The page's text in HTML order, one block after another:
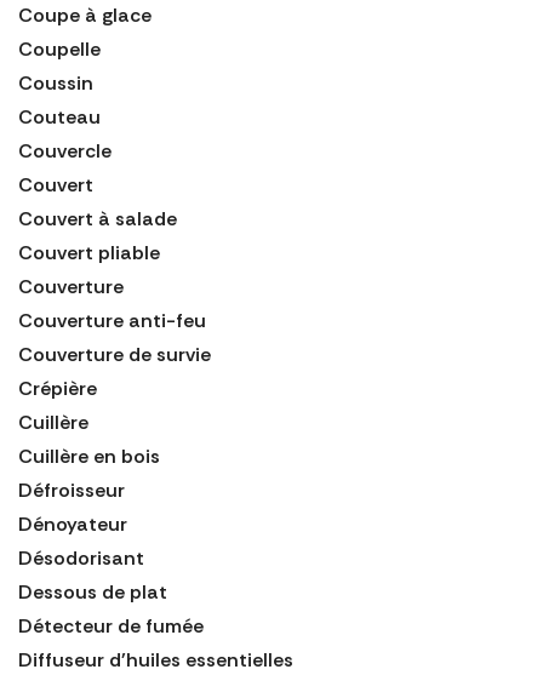
Coupe à glace
Coupelle
Coussin
Couteau
Couvercle
Couvert
Couvert à salade
Couvert pliable
Couverture
Couverture anti-feu
Couverture de survie
Crépière
Cuillère
Cuillère en bois
Défroisseur
Dénoyateur
Désodorisant
Dessous de plat
Détecteur de fumée
Diffuseur d'huiles essentielles